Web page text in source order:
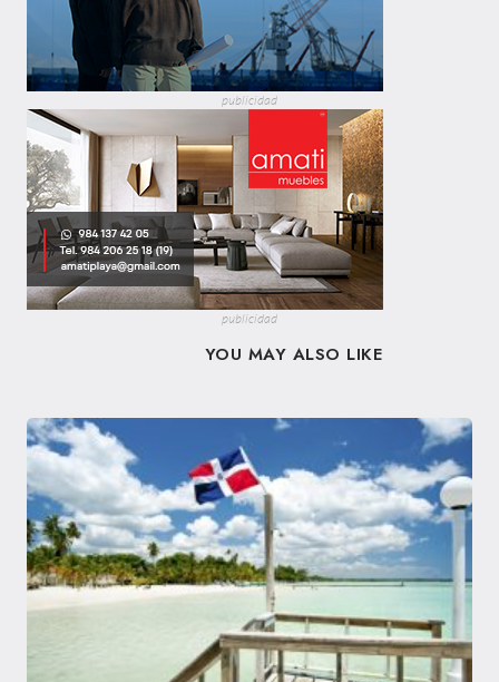
publicidad
publicidad
YOU MAY ALSO LIKE